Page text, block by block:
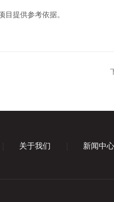
提供参考依据。
关于我们 新闻中心